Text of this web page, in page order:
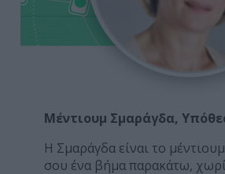
Μέντιουμ Σμαράγδα,
Η Σμαράγδα είναι το
σου ένα βήμα παρακάτω,